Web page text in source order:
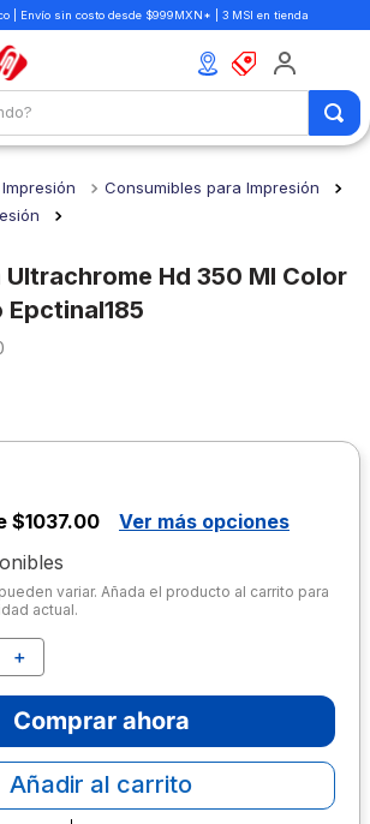
| Envío sin costo desde $999MXN* | 3 MSI en tienda
Consumibles para Impresión
Ultrachrome Hd 350 Ml Color
Epctinal185
$1037.00
Ver más opciones
variar. Añada el producto al carrito para
actual.
＋
Comprar ahora
Añadir al carrito